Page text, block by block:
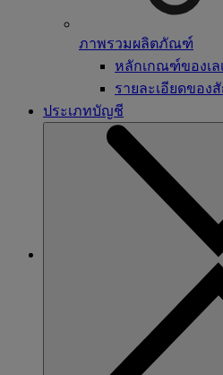
ภาพรวมผลิตภัณฑ์
หลักเกณฑ์ของเล
รายละเอียดของ
ประเภทบัญชี